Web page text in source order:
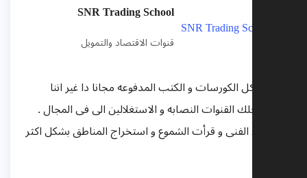
SNR Trading School
قنوات الاقتصاد والتمويل
هنشير كل الكورسات و الكتب المدفوعه مجانا دا غير اننا
هنفضحلك القنوات النصابه و الاستغلالين الى فى المجال .
التحليل الفنى و قرأت الشموع و استخراج المناطق بشكل اكثر